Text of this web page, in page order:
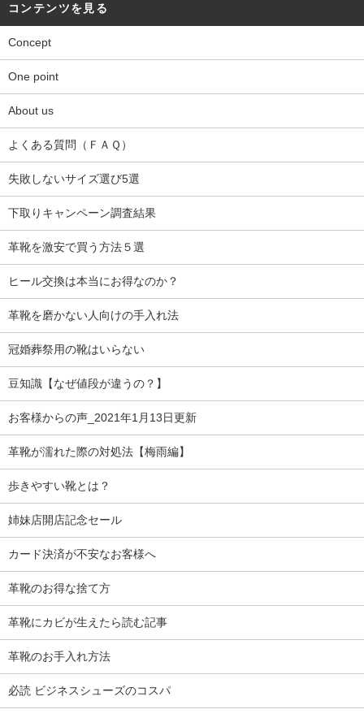
コンテンツを見る
Concept
One point
About us
よくある質問（ＦＡＱ）
失敗しないサイズ選び5選
下取りキャンペーン調査結果
革靴を激安で買う方法５選
ヒール交換は本当にお得なのか？
革靴を磨かない人向けの手入れ法
冠婚葬祭用の靴はいらない
豆知識【なぜ値段が違うの？】
お客様からの声_2021年1月13日更新
革靴が濡れた際の対処法【梅雨編】
歩きやすい靴とは？
姉妹店開店記念セール
カード決済が不安なお客様へ
革靴のお得な捨て方
革靴にカビが生えたら読む記事
革靴のお手入れ方法
必読 ビジネスシューズのコスパ